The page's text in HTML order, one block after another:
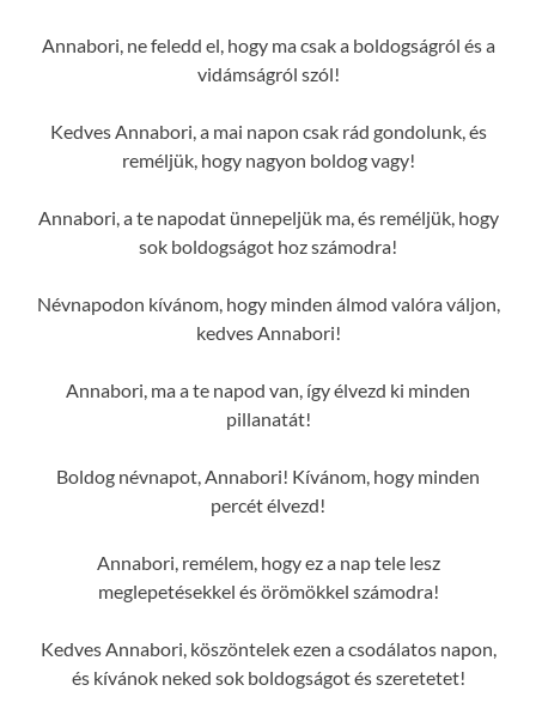
Annabori, ne feledd el, hogy ma csak a boldogságról és a
vidámságról szól!
Kedves Annabori, a mai napon csak rád gondolunk, és
reméljük, hogy nagyon boldog vagy!
Annabori, a te napodat ünnepeljük ma, és reméljük, hogy
sok boldogságot hoz számodra!
Névnapodon kívánom, hogy minden álmod valóra váljon,
kedves Annabori!
Annabori, ma a te napod van, így élvezd ki minden
pillanatát!
Boldog névnapot, Annabori! Kívánom, hogy minden
percét élvezd!
Annabori, remélem, hogy ez a nap tele lesz
meglepetésekkel és örömökkel számodra!
Kedves Annabori, köszöntelek ezen a csodálatos napon,
és kívánok neked sok boldogságot és szeretetet!